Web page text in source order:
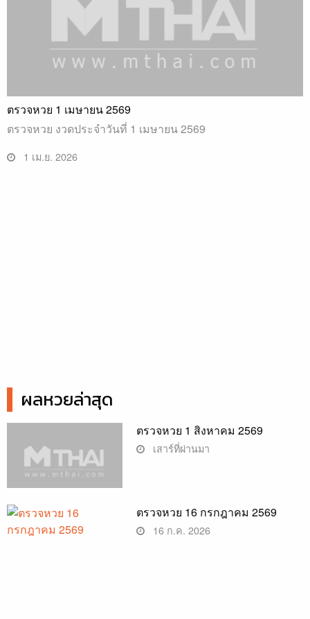
ตรวจหวย 1 เมษายน 2569
ตรวจหวย งวดประจำวันที่ 1 เมษายน 2569
1 เม.ย. 2026
ผลหวยล่าสุด
ตรวจหวย 1 สิงหาคม 2569
เสาร์ที่ผ่านมา
ตรวจหวย 16 กรกฎาคม 2569
16 ก.ค. 2026